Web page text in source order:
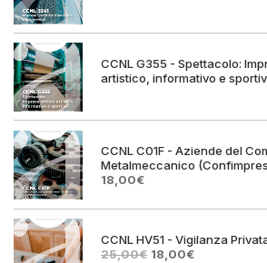
era:
CCNL G355 - Spettacolo:
artistico, informativo e
CCNL C01F - Aziende del
Metalmeccanico
Il
originale
25,00€.
18,00€Il
attuale
18,00€.
CCNL HV51 - Vigilanza
25,00€ Il18,00€Il